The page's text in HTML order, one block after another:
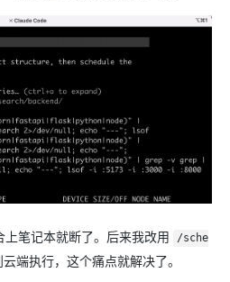
上笔记本就断了。后来我改用
/sche
端执行，这个痛点就解决了。